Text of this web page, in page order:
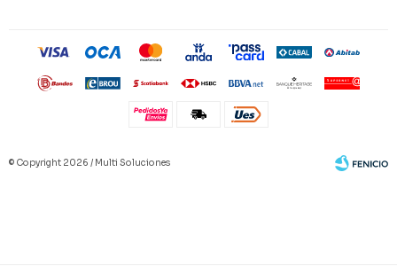
© Copyright 2026 / Multi Soluciones